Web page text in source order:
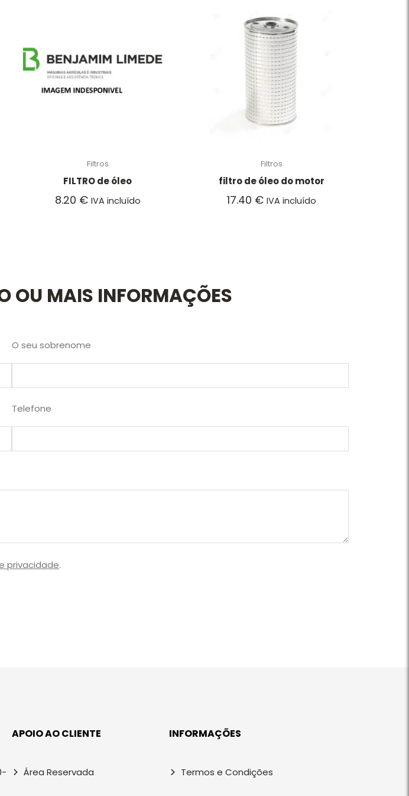
Filtros
FILTRO de óleo
8.20 € IVA incluído
Filtros
filtro de óleo do motor
17.40 € IVA incluído
OU MAIS INFORMAÇÕES
O seu sobrenome
Telefone
privacidade.
APOIO AO CLIENTE
Área Reservada
INFORMAÇÕES
Termos e Condições